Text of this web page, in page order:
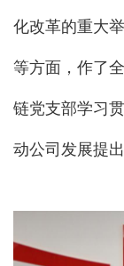
化改革的重大
等方面，作了
链党支部学习
动公司发展提